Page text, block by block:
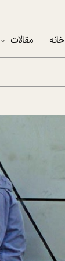
خانه مقالات
نوجوان
کار
پلاس